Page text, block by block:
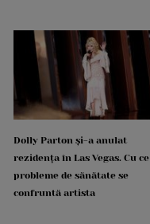
Dolly Parton și-a anulat
rezidența în Las Vegas. Cu ce
probleme de sănătate se
confruntă artista